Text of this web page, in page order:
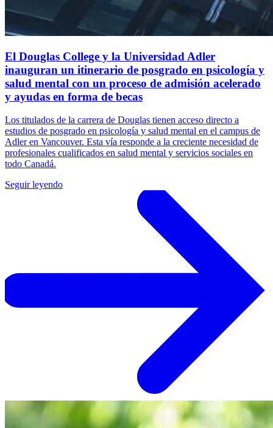
El Douglas College y la Universidad Adler
inauguran un itinerario de posgrado en psicología y
salud mental con un proceso de admisión acelerado
y ayudas en forma de becas
Los titulados de la carrera de Douglas tienen acceso directo a
estudios de posgrado en psicología y salud mental en el campus de
Adler en Vancouver. Esta vía responde a la creciente necesidad de
profesionales cualificados en salud mental y servicios sociales en
todo Canadá.
Seguir leyendo